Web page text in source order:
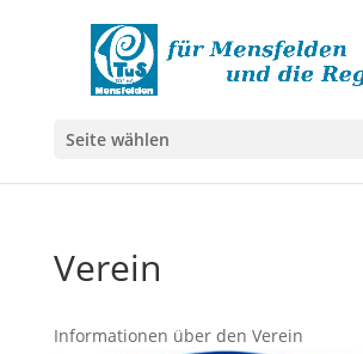
Seite wählen
Verein
Informationen über den Verein